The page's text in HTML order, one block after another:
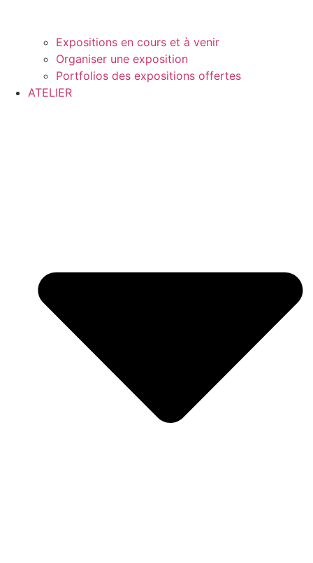
Expositions en cours et à venir
Organiser une exposition
Portfolios des expositions offertes
ATELIER